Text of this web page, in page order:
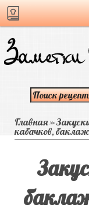
Главная»
кабачков,